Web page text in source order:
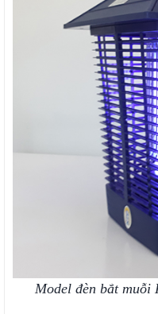
Model đèn bắt muỗi